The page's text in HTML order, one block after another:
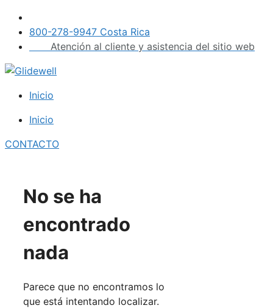
Saltar
contenido
800-278-9947 Costa Rica
Atención al cliente y asistencia del sitio web
Inicio
Inicio
CONTACTO
No se ha
encontrado
nada
Parece que no encontramos lo
que está intentando localizar.